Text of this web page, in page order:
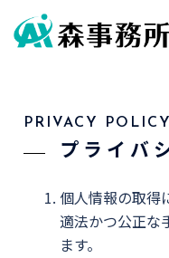
PRIVACY POLICY
プライバ
個人情報の取得
適法かつ公正な
ます。